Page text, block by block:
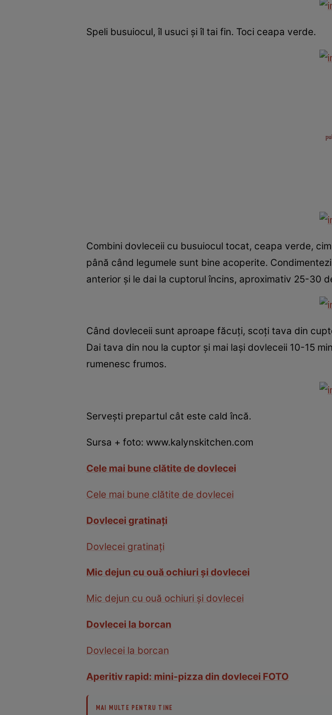
Speli busuiocul, îl usuci şi îl tai fin. Toci ceapa verde.
Combini dovleceii cu busuiocul tocat, ceapa verde,
până când legumele sunt bine acoperite.
anterior şi le dai la cuptorul încins, aproximativ 25-30
Când dovleceii sunt aproape făcuţi, scoţi tava din
Dai tava din nou la cuptor şi mai laşi dovleceii 10-15
rumenesc frumos.
Serveşti prepartul cât este cald încă.
Sursa + foto: www.kalynskitchen.com
Cele mai bune clătite de dovlecei
Cele mai bune clătite de dovlecei
Dovlecei gratinaţi
Dovlecei gratinaţi
Mic dejun cu ouă ochiuri şi dovlecei
Mic dejun cu ouă ochiuri şi dovlecei
Dovlecei la borcan
Dovlecei la borcan
Aperitiv rapid: mini-pizza din dovlecei FOTO
MAI MULTE PENTRU TINE